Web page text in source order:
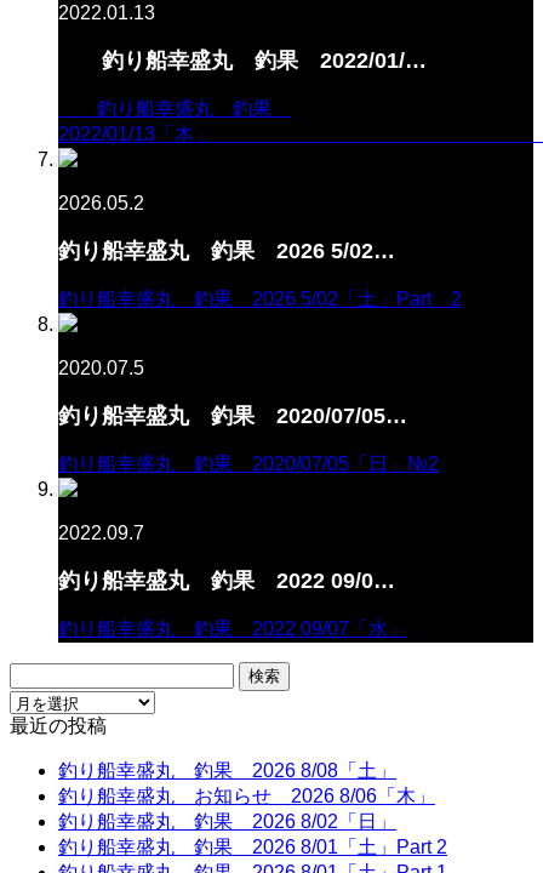
2022.01.13
釣り船幸盛丸 釣果 2022/01/…
釣り船幸盛丸 釣果
2022/01/13「木
2026.05.2
釣り船幸盛丸 釣果 2026 5/02…
釣り船幸盛丸 釣果 2026 5/02「土」Part 2
2020.07.5
釣り船幸盛丸 釣果 2020/07/05…
釣り船幸盛丸 釣果 2020/07/05「日」№2
2022.09.7
釣り船幸盛丸 釣果 2022 09/0…
釣り船幸盛丸 釣果 2022 09/07「水」
索:
最近の投稿
釣り船幸盛丸 釣果 2026 8/08「土」
釣り船幸盛丸 お知らせ 2026 8/06「木」
釣り船幸盛丸 釣果 2026 8/02「日」
釣り船幸盛丸 釣果 2026 8/01「土」Part 2